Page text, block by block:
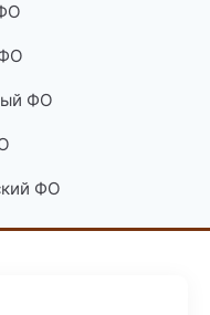
ФО
ФО